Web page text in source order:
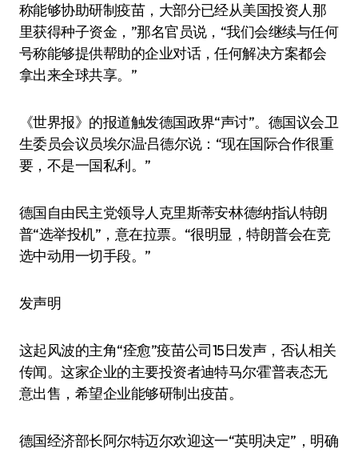
称能够协助研制疫苗，大部分已经从美国投资人那
里获得种子资金，”那名官员说，“我们会继续与任何
号称能够提供帮助的企业对话，任何解决方案都会
拿出来全球共享。”
《世界报》的报道触发德国政界“声讨”。德国议会卫
生委员会议员埃尔温·吕德尔说：“现在国际合作很重
要，不是一国私利。”
德国自由民主党领导人克里斯蒂安·林德纳指认特朗
普“选举投机”，意在拉票。“很明显，特朗普会在竞
选中动用一切手段。”
发声明
这起风波的主角“痊愈”疫苗公司15日发声，否认相关
传闻。这家企业的主要投资者迪特马尔·霍普表态无
意出售，希望企业能够研制出疫苗。
德国经济部长阿尔特迈尔欢迎这一“英明决定”，明确